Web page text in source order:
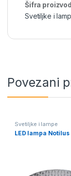
Šifra
Svetiljke i
Povezani
Svetiljke i lampe
LED lampa Notilus